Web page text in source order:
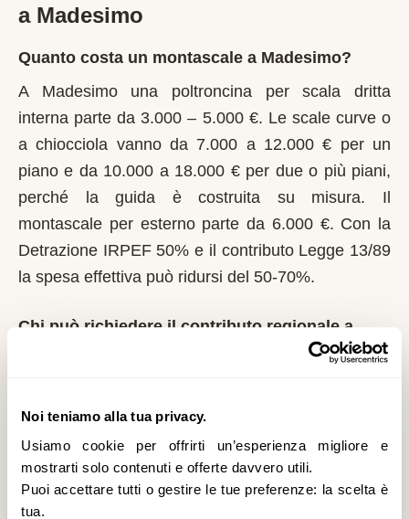
Noi teniamo alla tua privacy.
Usiamo cookie per offrirti un’esperienza migliore e
mostrarti solo contenuti e offerte davvero utili.
Puoi accettare tutti o gestire le tue preferenze: la scelta è
tua.
a Madesimo
Quanto costa un montascale a Madesimo?
A Madesimo una poltroncina per scala dritta
interna parte da 3.000 – 5.000 €. Le scale curve o
a chiocciola vanno da 7.000 a 12.000 € per un
piano e da 10.000 a 18.000 € per due o più piani,
perché la guida è costruita su misura. Il
montascale per esterno parte da 6.000 €. Con la
Detrazione IRPEF 50% e il contributo Legge 13/89
la spesa effettiva può ridursi del 50-70%.
Chi può richiedere il contributo regionale a
13/89 con L.R. 6/1989. Domanda al Comune entro
il 1° marzo di ogni anno. La Regione Lombardia è
tra le più strutturate: bandi regolari, graduatorie
pubbliche. È un contributo a fondo perduto che si